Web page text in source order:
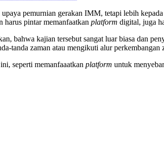
pemurnian gerakan IMM, tetapi lebih
harus pintar memanfaatkan platform digital, juga
bahwa kajian tersebut sangat luar biasa dan
tanda zaman atau mengikuti alur
seperti memanfaaatkan platform untuk